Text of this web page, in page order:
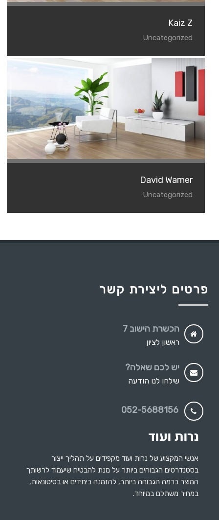
Kaiz Z
Uncategorized
David Warner
Uncategorized
אנשי המקצוע של נרות ועוד מקפידים על תהליך ייצור
בסטנדרטים הגבוהים ביותר על מנת להבטיח שיעמוד לרשותך
המוצר ברמה הגבוהה ביותר, להזמנה ביחידים או בסיטונאות,
במחיר משתלם במיוחד.
פרטים ליצירת קשר
הכשרת הישוב 7
ראשון לציון
יש לכם שאלה?
שילחו לנו הודעה
052-5688156